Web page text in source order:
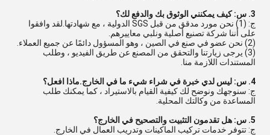
3. س: كيف يمكنني الوثوق بك والدفع لك؟
ج: (1) نحن مورد مدقق من قبل SGS الدولية ، مع شهادتها.لقد وافقوا
على أننا شركة تصنيع أصلية ونلبي معاييرهم.
(2) نحن عضو في صنع في الصين ، وهو المسؤول دائمًا عن جميع العملاء.
(3) يرجى زيارتنا والتحقق من المصنع عن طريق الفيديو ، وطلب
المستندات اللازمة منا.
4. س: ليس لدي خبرة في شراء شيء ما في الخارج.ماذا افعل؟
ج: سنوجهك ونوضح لك كيفية القيام بالاستيراد ، كما يمكنك طلب
المساعدة من وكالتك المحلية.
5. س: هل تقدمون التثبيت والتصحيح في الخارج؟
ج: تتوفر خدمات تركيب الماكينات وتدريب العمال في الخارج.